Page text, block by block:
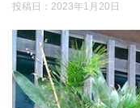
投稿日： 2023年1月20日